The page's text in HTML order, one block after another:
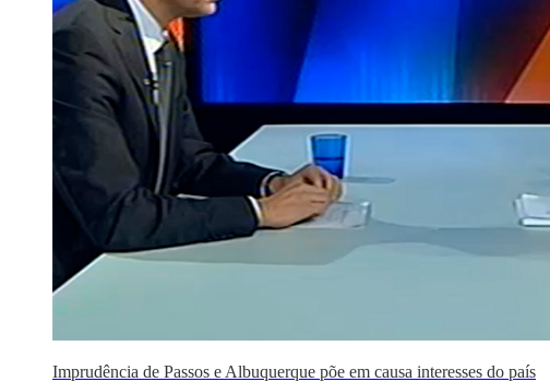
Imprudência de Passos e Albuquerque põe em causa interesses do país